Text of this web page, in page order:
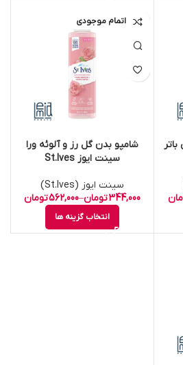
اتمام موجودی
شامپو بدن گل رز و آلوئه ورا
سینت ایوز St.Ives
سینت ایوز (St.Ives)
344,000تومان–
562,000تومان
انتخاب گزینه ها